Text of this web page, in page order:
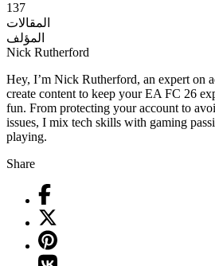
137
المقالات
المؤلف
Nick Rutherford
Hey, I’m Nick Rutherford, an expert on
create content to keep your EA FC 26
fun. From protecting your account to
issues, I mix tech skills with gaming
playing.
Share